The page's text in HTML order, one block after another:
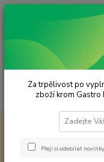
Mlýnky na koření
Mlýnek na
Za trpělivost po
zboží krom Gastro
Přeji si odebírat